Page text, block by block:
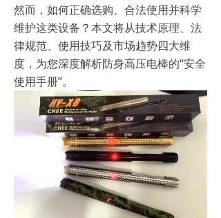
然而，如何正确选购、合法使用并科学
维护这类设备？本文将从技术原理、法
律规范、使用技巧及市场趋势四大维
度，为您深度解析防身高压电棒的“安全
使用手册”。